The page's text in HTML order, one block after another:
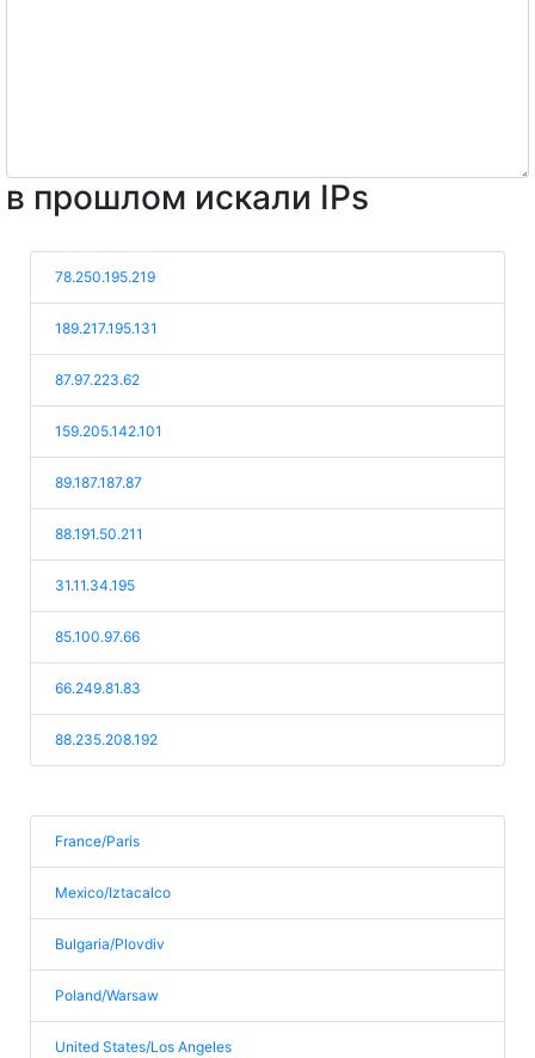
в прошлом искали IPs
78.250.195.219
189.217.195.131
87.97.223.62
159.205.142.101
89.187.187.87
88.191.50.211
31.11.34.195
85.100.97.66
66.249.81.83
88.235.208.192
France/Paris
Mexico/Iztacalco
Bulgaria/Plovdiv
Poland/Warsaw
United States/Los Angeles